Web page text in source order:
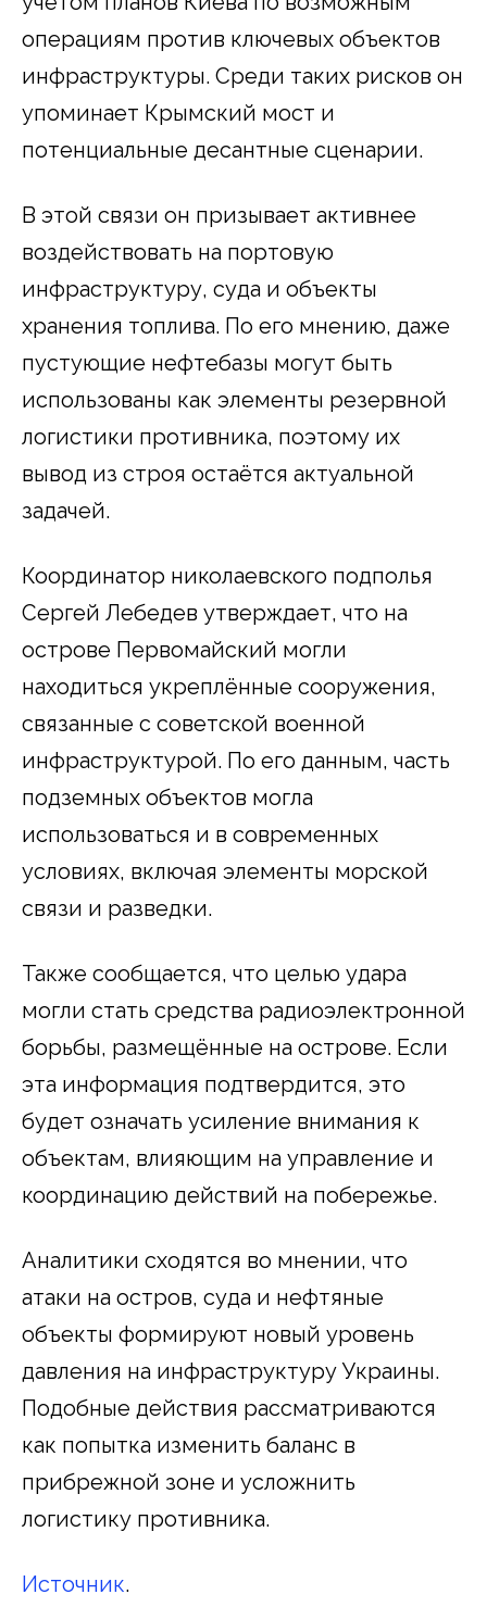
операциям против ключевых объектов
инфраструктуры. Среди таких рисков он
упоминает Крымский мост и
потенциальные десантные сценарии.
В этой связи он призывает активнее
воздействовать на портовую
инфраструктуру, суда и объекты
хранения топлива. По его мнению, даже
пустующие нефтебазы могут быть
использованы как элементы резервной
логистики противника, поэтому их
вывод из строя остаётся актуальной
задачей.
Координатор николаевского подполья
Сергей Лебедев утверждает, что на
острове Первомайский могли
находиться укреплённые сооружения,
связанные с советской военной
инфраструктурой. По его данным, часть
подземных объектов могла
использоваться и в современных
условиях, включая элементы морской
связи и разведки.
Также сообщается, что целью удара
могли стать средства радиоэлектронной
борьбы, размещённые на острове. Если
эта информация подтвердится, это
будет означать усиление внимания к
объектам, влияющим на управление и
координацию действий на побережье.
Аналитики сходятся во мнении, что
атаки на остров, суда и нефтяные
объекты формируют новый уровень
давления на инфраструктуру Украины.
Подобные действия рассматриваются
как попытка изменить баланс в
прибрежной зоне и усложнить
логистику противника.
Источник.